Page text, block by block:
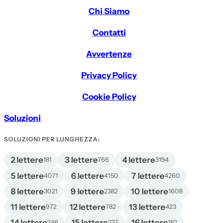
Chi Siamo
Contatti
Avvertenze
Privacy Policy
Cookie Policy
Soluzioni
SOLUZIONI PER LUNGHEZZA:
2 lettere181 3 lettere766 4 lettere3194
5 lettere4071 6 lettere4150 7 lettere4260
8 lettere3021 9 lettere2382 10 lettere1608
11 lettere972 12 lettere782 13 lettere423